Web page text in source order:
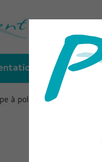
Insert
à polymériser